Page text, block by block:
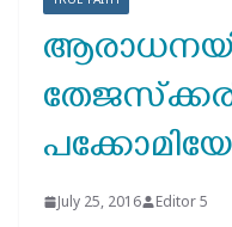
July 25, 2016 Editor 5